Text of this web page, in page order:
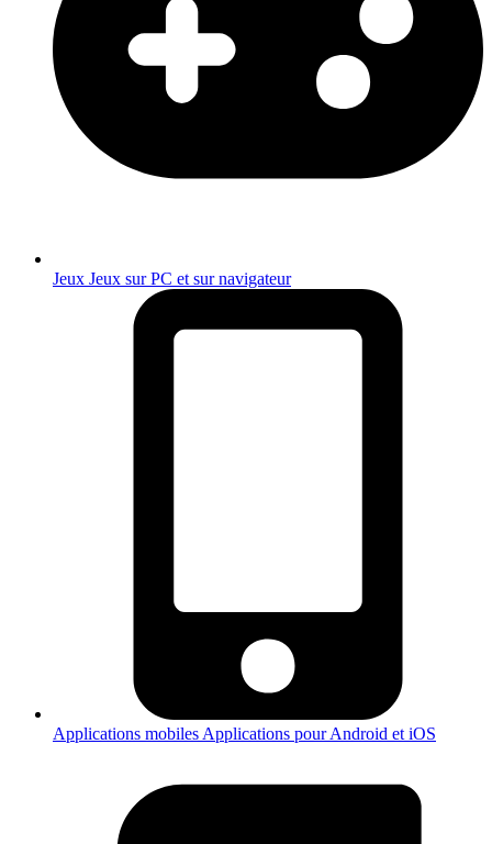
Jeux Jeux sur PC et sur navigateur
Applications mobiles Applications pour Android et iOS